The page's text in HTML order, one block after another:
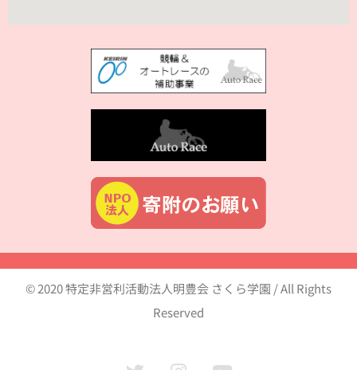
© 2020 特定非営利活動法人明豊会 さくら学園 / All Rights
Reserved